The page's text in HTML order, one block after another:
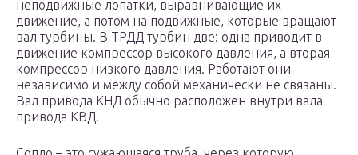
неподвижные лопатки, выравнивающие их
движение, а потом на подвижные, которые вращают
вал турбины. В ТРДД турбин две: одна приводит в
движение компрессор высокого давления, а вторая –
компрессор низкого давления. Работают они
независимо и между собой механически не связаны.
Вал привода КНД обычно расположен внутри вала
привода КВД.